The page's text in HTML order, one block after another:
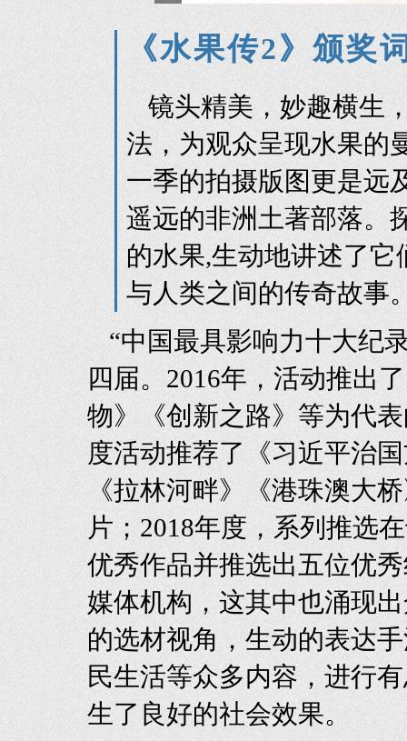
《水果传2》颁奖
镜头精美，妙趣横生
法，为观众呈现水果的
一季的拍摄版图更是远
遥远的非洲土著部落。
的水果,生动地讲述了
与人类之间的传奇故事
“中国最具影响力十大纪
四届。2016年，活动推出
物》《创新之路》等为代
度活动推荐了《习近平治
《拉林河畔》《港珠澳大
片；2018年度，系列推选
优秀作品并推选出五位优
媒体机构，这其中也涌现
的选材视角，生动的表达
民生活等众多内容，进行
生了良好的社会效果。